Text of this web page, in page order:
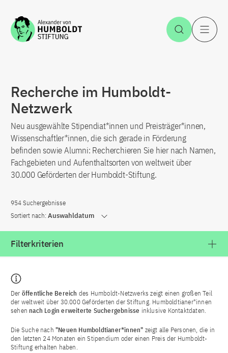
Zum Inhalt springen Suche
Recherche im Humboldt-
Netzwerk
Neu ausgewählte Stipendiat*innen und Preisträger*innen,
Wissenschaftler*innen, die sich gerade in Förderung
befinden sowie Alumni: Recherchieren Sie hier nach Namen,
Fachgebieten und Aufenthaltsorten von weltweit über
30.000 Geförderten der Humboldt-Stiftung.
954 Suchergebnisse
Sortiert nach: Auswahldatum
Filterkriterien
Der öffentliche Bereich des Humboldt-Netzwerks zeigt einen großen Teil
der weltweit über 30.000 Geförderten der Stiftung. Humboldtianer*innen
sehen nach Login erweiterte Suchergebnisse inklusive Kontaktdaten.
Die Suche nach "Neuen Humboldtianer*innen" zeigt alle Personen, die in
den letzten 24 Monaten ein Stipendium oder einen Preis der Humboldt-
Stiftung erhalten haben.